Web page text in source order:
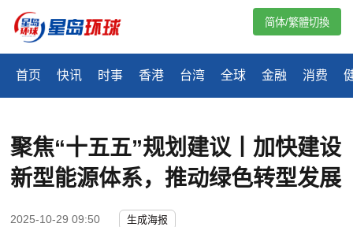
首页 快讯 时事 香港 台湾 全球 金融 消费
简体/繁體切換
聚焦“十五五”规划建议丨加快建设
新型能源体系，推动绿色转型发展
2025-10-29 09:50 生成海报